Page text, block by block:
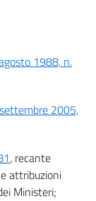
1988, n.
2005,
, recante
attribuzioni
Ministeri;